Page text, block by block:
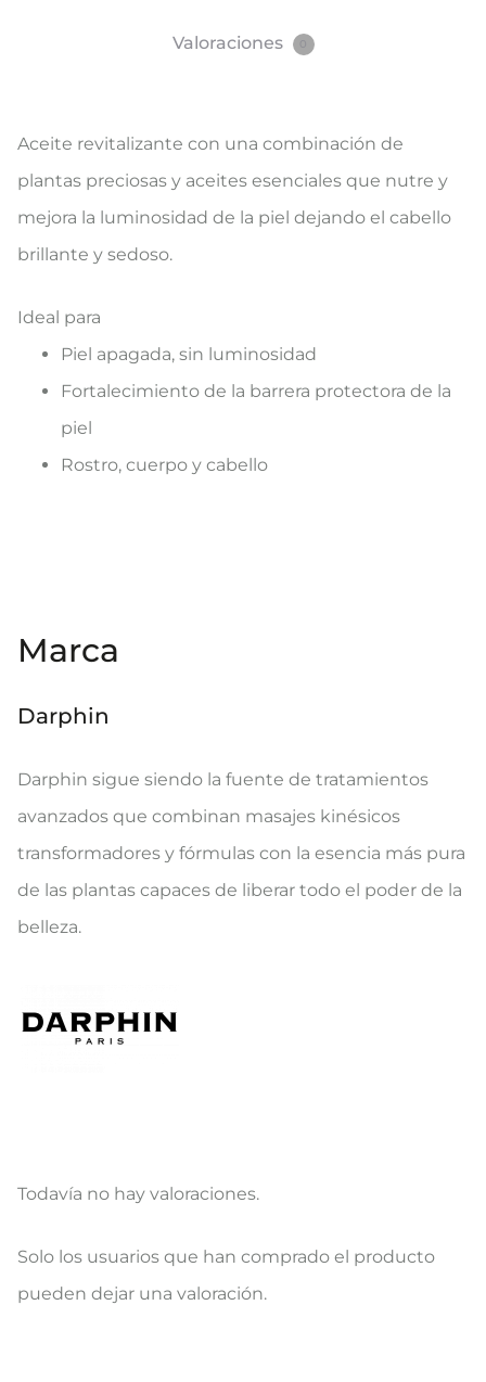
Valoraciones
Aceite revitalizante con una combinación de
plantas preciosas y aceites esenciales que nutre y
mejora la luminosidad de la piel dejando el cabello
brillante y sedoso.
Ideal para
Piel apagada, sin luminosidad
Fortalecimiento de la barrera protectora de la
piel
Rostro, cuerpo y cabello
Marca
Darphin
Darphin sigue siendo la fuente de tratamientos
avanzados que combinan masajes kinésicos
transformadores y fórmulas con la esencia más pura
de las plantas capaces de liberar todo el poder de la
belleza.
V
a
Todavía no hay valoraciones.
Solo los usuarios que han comprado el producto
pueden dejar una valoración.